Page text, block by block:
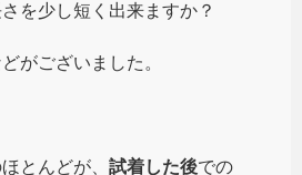
を少し短く出来ますか？
がございました。
とんどが、 試着した後での